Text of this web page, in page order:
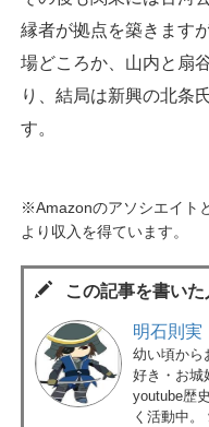
縁者が拠点を築きます
場どころか、山内と扇
り、結局は新興の北条
す。
※Amazonのアソシエイト
より収入を得ています。
この記事を書いた
明石則実
幼い頃から
好き・お城
youtube歴
く活動中